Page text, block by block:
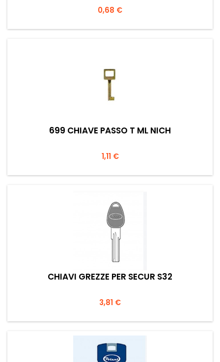
Prezzo
0,68 €
699 CHIAVE PASSO T ML NICH
Prezzo
1,11 €
CHIAVI GREZZE PER SECUR S32
Prezzo
3,81 €